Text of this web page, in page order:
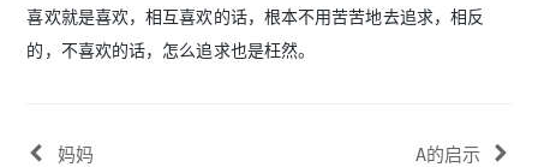
喜欢就是喜欢，相互喜欢的话，根本不用苦苦地去追求，相反
的，不喜欢的话，怎么追求也是枉然。
妈妈 A的启示